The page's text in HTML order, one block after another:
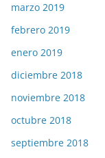
marzo 2019
febrero 2019
enero 2019
diciembre 2018
noviembre 2018
octubre 2018
septiembre 2018